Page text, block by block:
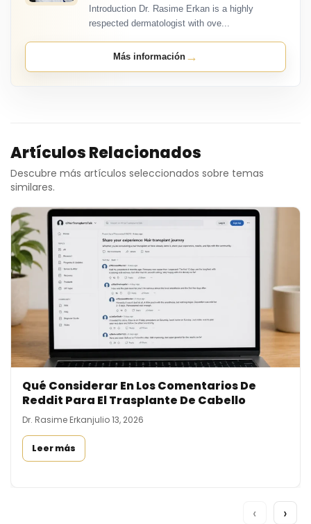
Introduction Dr. Rasime Erkan is a highly
respected dermatologist with ove...
Más información →
Artículos Relacionados
Descubre más artículos seleccionados sobre temas
similares.
Qué Considerar En Los Comentarios De
Reddit Para El Trasplante De Cabello
Dr. Rasime Erkanjulio 13, 2026
Leer más
‹ ›